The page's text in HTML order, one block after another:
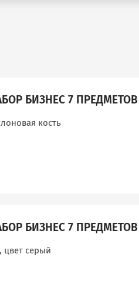
БИЗНЕС 7 ПРЕДМЕТОВ
кость
БИЗНЕС 7 ПРЕДМЕТОВ
цвет серый